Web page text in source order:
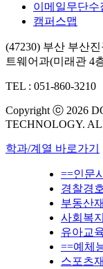
이메일무단수
캠퍼스맵
(47230) 부산 부산
트웨어과(미래관 4
TEL : 051-860-3210
Copyright ⓒ 2026
TECHNOLOGY.
학과/계열 바로가기
==인문
경찰경
부동산
사회복
유아교
==예체
스포츠